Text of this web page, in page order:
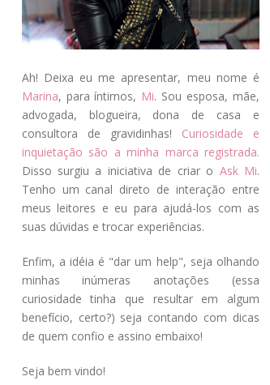
Ah! Deixa eu me apresentar, meu nome é
Marina, para íntimos, Mi. Sou esposa, mãe,
advogada, blogueira, dona de casa e
consultora de gravidinhas! Curiosidade e
inquietação são a minha marca registrada.
Disso surgiu a iniciativa de criar o Ask Mi.
Tenho um canal direto de interação entre
meus leitores e eu para ajudá-los com as
suas dúvidas e trocar experiências.
Enfim, a idéia é "dar um help", seja olhando
minhas inúmeras anotações (essa
curiosidade tinha que resultar em algum
benefício, certo?) seja contando com dicas
de quem confio e assino embaixo!
Seja bem vindo!